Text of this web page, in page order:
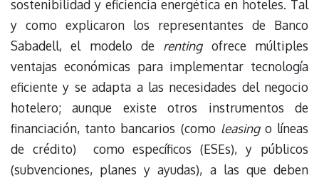
sostenibilidad y eficiencia energética en hoteles. Tal
y como explicaron los representantes de Banco
Sabadell, el modelo de rentingofrece múltiples
ventajas económicas para implementar tecnología
eficiente y se adapta a las necesidades del negocio
hotelero; aunque existe otros instrumentos de
financiación, tanto bancarios (como leasingo líneas
de crédito) como específicos (ESEs), y públicos
(subvenciones, planes y ayudas), a las que deben